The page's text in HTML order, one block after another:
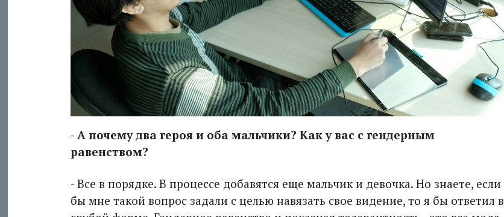
- А почему два героя и оба мальчики? Как у вас с гендерным
равенством?
- Все в порядке. В процессе добавятся еще мальчик и девочка. Но знаете, если
бы мне такой вопрос задали с целью навязать свое видение, то я бы ответил в